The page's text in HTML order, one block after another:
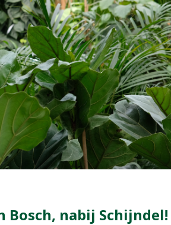
Bosch, nabij Schijndel!